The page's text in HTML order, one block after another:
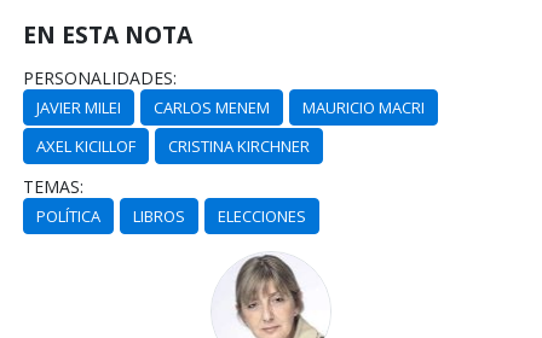
EN ESTA NOTA
PERSONALIDADES:
JAVIER MILEI CARLOS MENEM
MAURICIO MACRI
AXEL KICILLOF
CRISTINA KIRCHNER
TEMAS:
POLÍTICA LIBROS ELECCIONES